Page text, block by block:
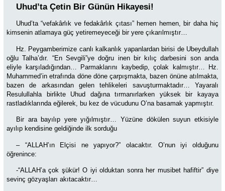
Uhud’ta Çetin Bir Günün Hikayesi!
Uhud’ta “vefakârlık ve fedakârlık çıtası” hemen hemen, bir daha hiç
kimsenin atlamaya güç yetiremeyeceği bir yere çıkarılmıştır…
Hz. Peygamberimize canlı kalkanlık yapanlardan birisi de Ubeydullah
oğlu Talha’dır. “En Sevgili”ye doğru inen bir kılıç darbesini son anda
eliyle karşıladığından… Parmaklarını kaybedip, çolak kalmıştır… Hz.
Muhammed’in etrafında döne döne çarpışmakta, bazen önüne atılmakta,
bazen de arkasından gelen tehlikeleri savuşturmaktadır… Yayaralı
Resulullahla birlikte Uhud dağına tırmanırlarken yüksek bir kayaya
rastladıklarında eğilerek, bu kez de vücudunu O’na basamak yapmıştır.
Bir ara bayılıp yere yığılmıştır… Yüzüne dökülen suyun etkisiyle
ayılıp kendisine geldiğinde ilk sorduğu
– “ALLAH’ın Elçisi ne yapıyor?” olacaktır. O’nun iyi olduğunu
öğrenince:
-“ALLAH’a çok şükür! O iyi olduktan sonra her musibet hafiftir” diye
sevinç gözyaşları akıtacaktır…